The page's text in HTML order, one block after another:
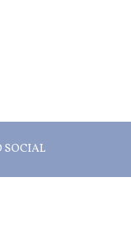
SOCIAL